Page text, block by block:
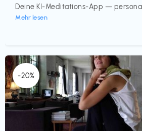
Deine KI-Meditations-App —
Mehr lesen
-20%